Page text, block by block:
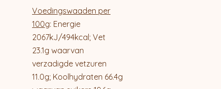
Voedingswaaden per
100g: Energie
2067kJ/494kcal; Vet
23.1g waarvan
verzadigde vetzuren
11.0g; Koolhydraten 66.4g